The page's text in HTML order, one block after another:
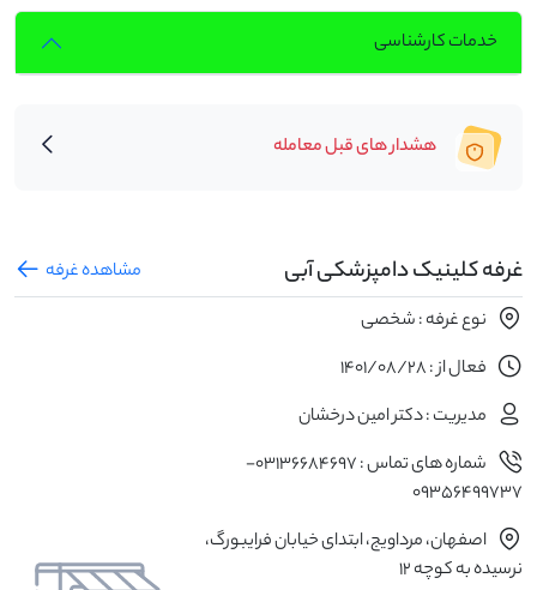
خدمات کارشناسی
هشدار های قبل معامله
غرفه کلینیک دامپزشکی آبی
مشاهده غرفه
نوع غرفه : شخصی
فعال از : 1401/08/28
مدیریت : دکتر امین درخشان
شماره های تماس : 03136684697-
09356499737
اصفهان، مرداویج، ابتدای خیابان فرایبورگ،
نرسیده به کوچه 12